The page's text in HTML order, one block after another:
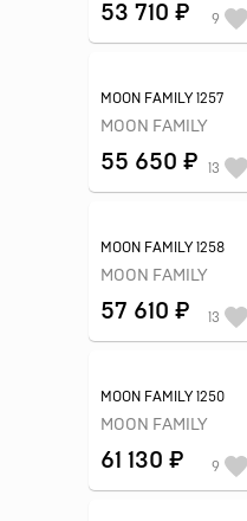
53 710 ₽ 9
MOON FAMILY 1257
MOON FAMILY
55 650 ₽ 13
MOON FAMILY 1258
MOON FAMILY
57 610 ₽ 13
MOON FAMILY 1250
MOON FAMILY
61 130 ₽ 9